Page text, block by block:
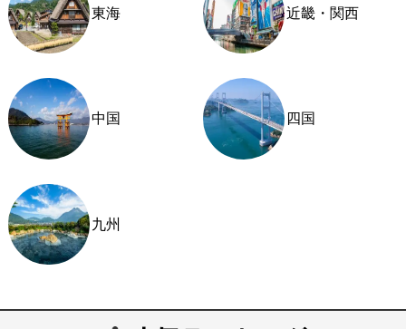
東海 近畿・関西
中国 四国
九州